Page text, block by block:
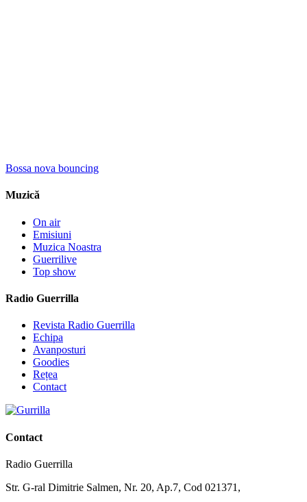
Bossa nova bouncing
Muzică
On air
Emisiuni
Muzica Noastra
Guerrilive
Top show
Radio Guerrilla
Revista Radio Guerrilla
Echipa
Avanposturi
Goodies
Rețea
Contact
Contact
Radio Guerrilla
Str. G-ral Dimitrie Salmen, Nr. 20, Ap.7, Cod 021371,